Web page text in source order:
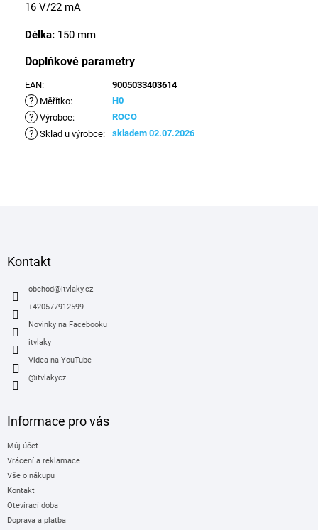
16 V/22 mA
Délka: 150 mm
Doplňkové parametry
EAN: 9005033403614
? Měřítko: H0
? Výrobce: ROCO
? Sklad u výrobce: skladem 02.07.2026
Kontakt
obchod@itvlaky.cz
+420577912599
Novinky na Facebooku
itvlaky
Videa na YouTube
@itvlakycz
Informace pro vás
Můj účet
Vrácení a reklamace
Vše o nákupu
Kontakt
Otevírací doba
Doprava a platba